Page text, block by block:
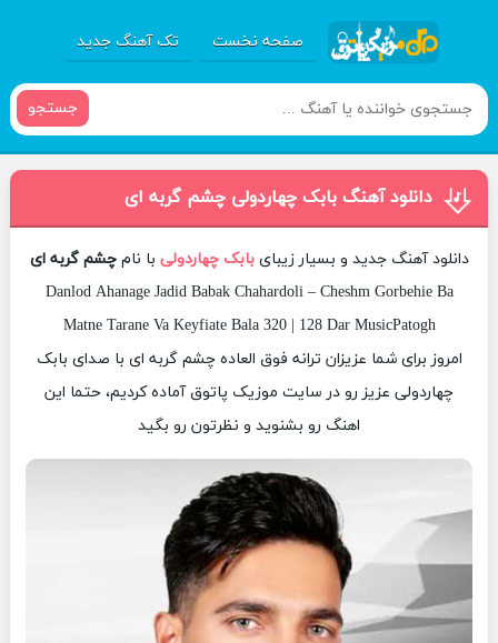
صفحه نخست تک آهنگ جدید
جستجو
دانلود آهنگ بابک چهاردولی چشم گربه ای
دانلود آهنگ جدید و بسیار زیبایبابک چهاردولی با نامچشم گربه ای
Danlod Ahanage Jadid Babak Chahardoli – Cheshm Gorbehie Ba
Matne Tarane Va Keyfiate Bala 320 | 128 Dar MusicPatogh
امروز برای شما عزیزان ترانه فوق العاده چشم گربه ای با صدای بابک
چهاردولی عزیز رو در سایت موزیک پاتوق آماده کردیم، حتما این
اهنگ رو بشنوید و نظرتون رو بگید